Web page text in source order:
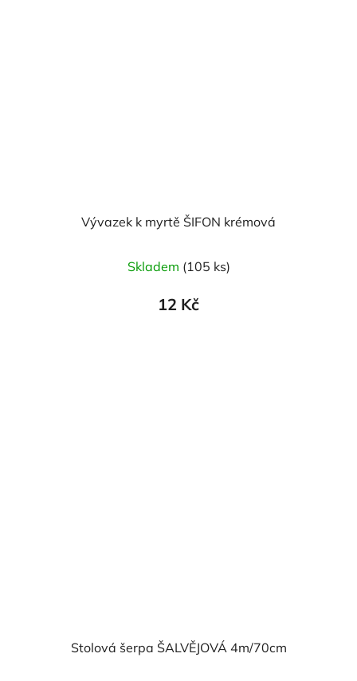
Vývazek k myrtě ŠIFON krémová
Skladem (105 ks)
12 Kč
Stolová šerpa ŠALVĚJOVÁ 4m/70cm